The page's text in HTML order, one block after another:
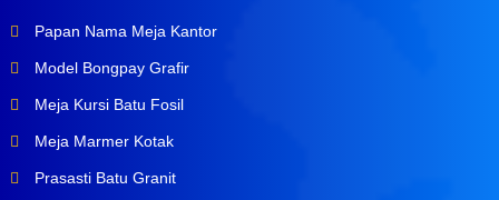
Papan Nama Meja Kantor
Model Bongpay Grafir
Meja Kursi Batu Fosil
Meja Marmer Kotak
Prasasti Batu Granit